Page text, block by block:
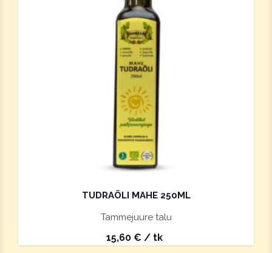
TUDRAÕLI MAHE 250ML
Tammejuure talu
15,60 € / tk